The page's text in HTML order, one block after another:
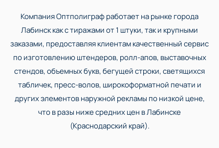
Компания Оптполиграф работает на рынке города
Лабинск как с тиражами от 1 штуки, так и крупными
заказами, предоставляя клиентам качественный сервис
по изготовлению штендеров, ролл-апов, выставочных
стендов, объемных букв, бегущей строки, светящихся
табличек, пресс-волов, широкоформатной печати и
других элементов наружной рекламы по низкой цене,
что в разы ниже средних цен в Лабинске
(Краснодарский край).